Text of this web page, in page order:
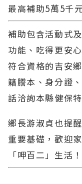
最高補助5萬5千元
補助包含活動式
功能、吃得更安
符合資格的吉安
籍謄本、身分證
話洽詢本縣健保
鄉長游淑貞也提
重要基礎，歡迎
「呷百二」生活！